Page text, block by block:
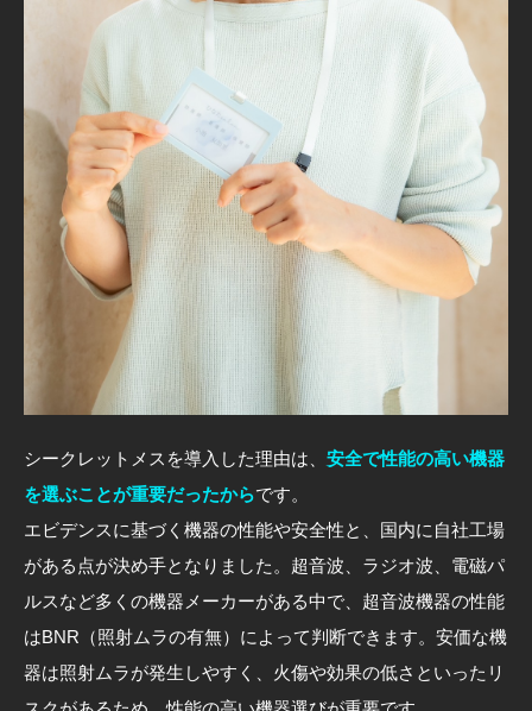
シークレットメスを導入した理由は、 安全で性能の高い機器
を選ぶことが重要だったからです。
エビデンスに基づく機器の性能や安全性と、国内に自社工場
がある点が決め手となりました。超音波、ラジオ波、電磁パ
ルスなど多くの機器メーカーがある中で、超音波機器の性能
はBNR（照射ムラの有無）によって判断できます。安価な機
器は照射ムラが発生しやすく、火傷や効果の低さといったリ